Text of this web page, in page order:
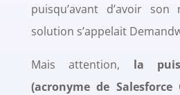
puisqu’avant d’avoir
solution s’appelait
Mais attention, la
(acronyme de Salesforce